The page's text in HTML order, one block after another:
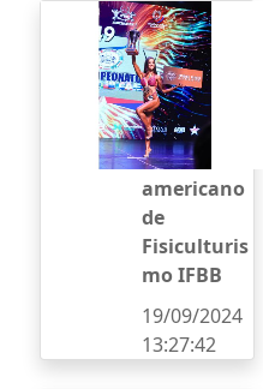
Atleta
itaunense
é campeã
no
Campeonat
o Sul-
americano
de
Fisiculturis
mo IFBB
19/09/2024
13:27:42